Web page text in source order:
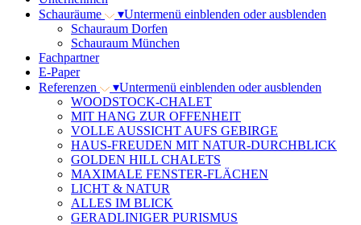
Schauräume
▾Untermenü einblenden oder ausblenden
Schauraum Dorfen
Schauraum München
Fachpartner
E-Paper
Referenzen
▾Untermenü einblenden oder ausblenden
WOODSTOCK-CHALET
MIT HANG ZUR OFFENHEIT
VOLLE AUSSICHT AUFS GEBIRGE
HAUS-FREUDEN MIT NATUR-DURCHBLICK
GOLDEN HILL CHALETS
MAXIMALE FENSTER-FLÄCHEN
LICHT & NATUR
ALLES IM BLICK
GERADLINIGER PURISMUS